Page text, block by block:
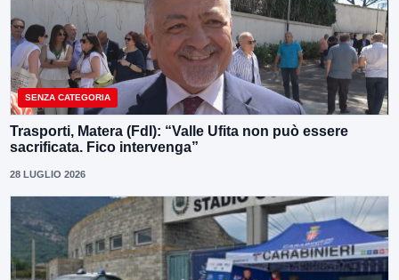
SENZA CATEGORIA
Trasporti, Matera (FdI): “Valle Ufita non può essere
sacrificata. Fico intervenga”
28 LUGLIO 2026